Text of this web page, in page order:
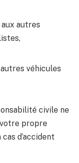
autres
véhicules
civile ne
propre
d’accident